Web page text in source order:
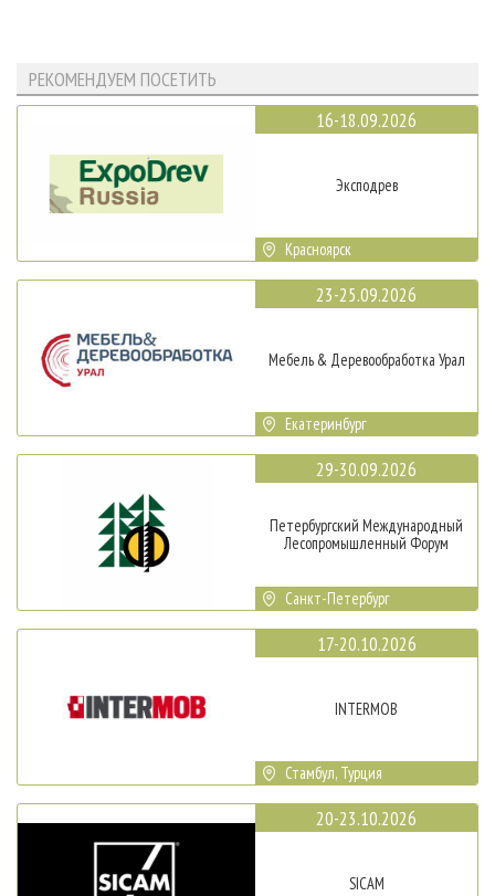
РЕКОМЕНДУЕМ ПОСЕТИТЬ
16-18.09.2026
Эксподрев
Красноярск
23-25.09.2026
Мебель & Деревообработка Урал
Екатеринбург
29-30.09.2026
Петербургский Международный
Лесопромышленный Форум
Санкт-Петербург
17-20.10.2026
INTERMOB
Стамбул, Турция
20-23.10.2026
SICAM